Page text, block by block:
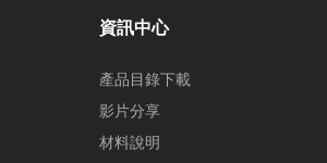
資訊中心
產品目錄下載
影片分享
材料說明